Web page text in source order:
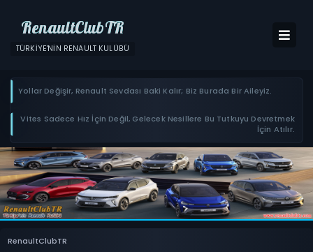
RenaultClubTR
TÜRKIYE'NIN RENAULT KULÜBÜ
Yollar Değişir, Renault Sevdası Baki Kalır; Biz Burada Bir Aileyiz.
Vites Sadece Hız İçin Değil, Gelecek Nesillere Bu Tutkuyu Devretmek
İçin Atılır.
RenaultClubTR